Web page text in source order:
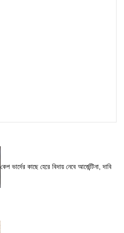
কেপ ভার্দের কাছে হেরে বিদায় নেবে আর্জেন্টিনা, দাবি